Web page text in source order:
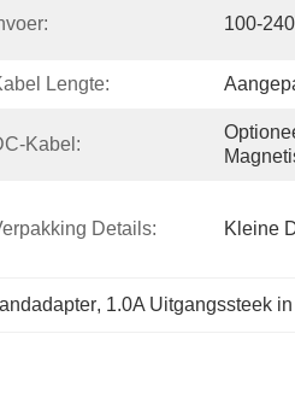
100-
Lengte:
Kabel:
Details: Kleine
, 1.0A Uitgangssteek